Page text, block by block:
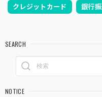
クレジットカード 銀行
SEARCH
NOTICE